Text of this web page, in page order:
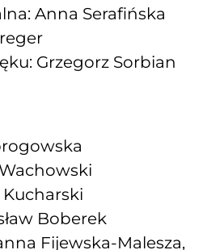
Anna Serafińska
Grzegorz Sorbian
Kucharski
Boberek
Fijewska-Malesza,